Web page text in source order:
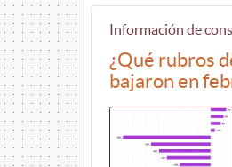
Información de
¿Qué rubros
bajaron en